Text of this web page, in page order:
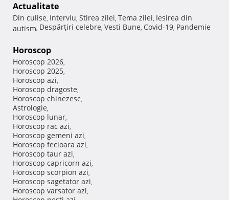
Actualitate
Din culise, Interviu, Stirea zilei, Tema zilei, Iesirea din
autism, Despărţiri celebre, Vesti Bune, Covid-19, Pandemie
Horoscop
Horoscop 2026,
Horoscop 2025,
Horoscop azi,
Horoscop dragoste,
Horoscop chinezesc,
Astrologie,
Horoscop lunar,
Horoscop rac azi,
Horoscop gemeni azi,
Horoscop fecioara azi,
Horoscop taur azi,
Horoscop capricorn azi,
Horoscop scorpion azi,
Horoscop sagetator azi,
Horoscop varsator azi,